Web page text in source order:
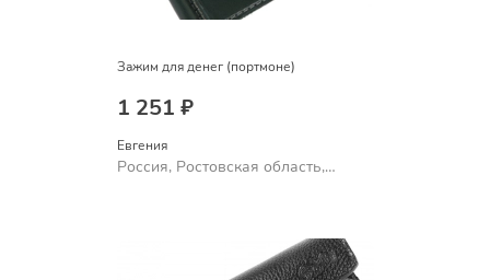
Зажим для денег (портмоне)
1 251 ₽
Евгения
Россия, Ростовская область,